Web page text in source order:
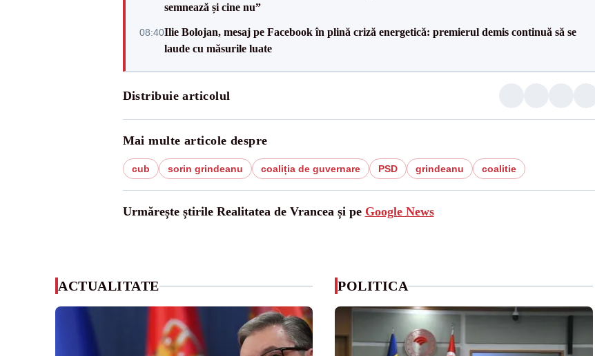
semnează și cine nu”
08:40Ilie Bolojan, mesaj pe Facebook în plină criză energetică: premierul demis continuă să se
laude cu măsurile luate
Distribuie articolul
Mai multe articole despre
cub sorin grindeanu coaliția de guvernare PSD grindeanu coalitie
Urmărește știrile Realitatea de Vrancea și pe Google News
ACTUALITATE POLITICA